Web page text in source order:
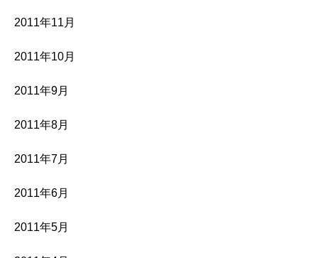
2011年11月
2011年10月
2011年9月
2011年8月
2011年7月
2011年6月
2011年5月